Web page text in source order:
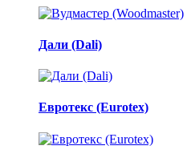
Дали (Dali)
Евротекс (Eurotex)